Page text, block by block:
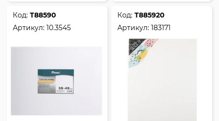
Код:Т88590
Артикул:10.3545
Код:Т885920
Артикул:183171